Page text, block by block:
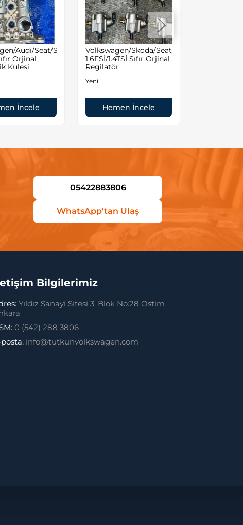
Audi/Seat/Skoda
Orjinal
Kulesi
İncele
Volkswagen/Skoda/Seat/Audi
1.6FSİ/1.4TSİ Sıfır Orjinal
Regilatör
Yeni
Hemen İncele
05422883806
WhatsApp'tan Ulaş
Bilgilerimiz
Yıldız Sanayi Sitesi 3. Blok No:28 Ostim
0 (542) 288 3806
info@tutkunvolkswagen.com